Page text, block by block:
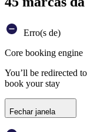
Erro(s de)
Core booking engine
You’ll be redirected
book your stay
Fechar janela